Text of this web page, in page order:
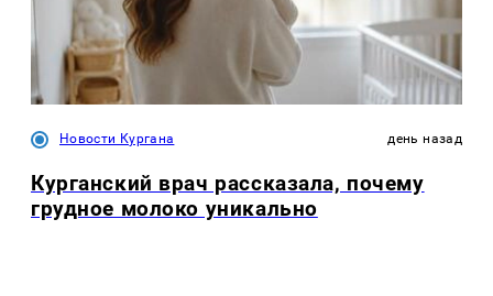
Новости Кургана день назад
Курганский врач рассказала, почему
грудное молоко уникально